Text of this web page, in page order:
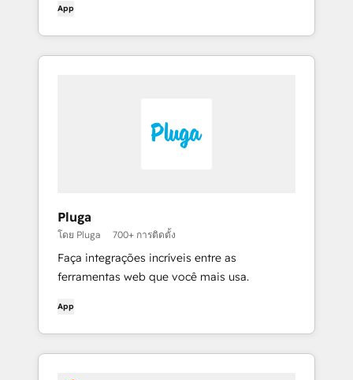
App
Pluga
โดย Pluga 700+ การติดตั้ง
Faça integrações incríveis entre as
ferramentas web que você mais usa.
App